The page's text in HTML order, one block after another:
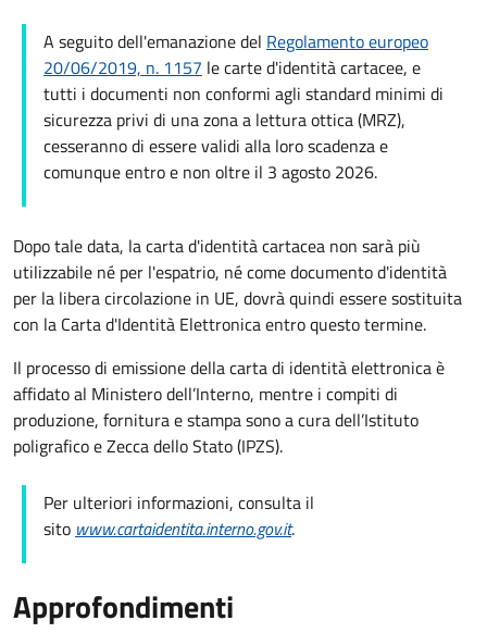
A seguito dell'emanazione del Regolamento europeo
20/06/2019, n. 1157 le carte d'identità cartacee, e
tutti i documenti non conformi agli standard minimi di
sicurezza privi di una zona a lettura ottica (MRZ),
cesseranno di essere validi alla loro scadenza e
comunque entro e non oltre il 3 agosto 2026.
Dopo tale data, la carta d'identità cartacea non sarà più
utilizzabile né per l'espatrio, né come documento d'identità
per la libera circolazione in UE, dovrà quindi essere sostituita
con la Carta d'Identità Elettronica entro questo termine.
Il processo di emissione della carta di identità elettronica è
affidato al Ministero dell’Interno, mentre i compiti di
produzione, fornitura e stampa sono a cura dell’Istituto
poligrafico e Zecca dello Stato (IPZS).
Per ulteriori informazioni, consulta il
sito www.cartaidentita.interno.gov.it.
Approfondimenti